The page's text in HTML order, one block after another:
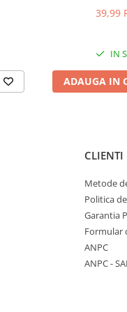
39,99
IN
ADAUGA IN
CLIENTI
Metode
Politica
Garantia
Formular
ANPC
ANPC -